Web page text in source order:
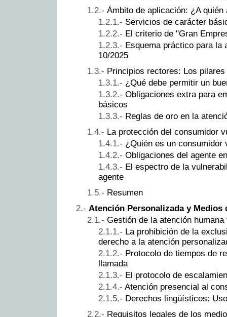
Ámbito de aplicación: ¿A quién
Servicios de carácter
El criterio de "Gran
Esquema práctico para la
10/2025
Principios rectores: Los
¿Qué debe permitir un
Obligaciones extra para
básicos
Reglas de oro en la
La protección del consumidor
¿Quién es un consumidor
Obligaciones del agente
El espectro de la
agente
Resumen
Atención Personalizada y Medios
Gestión de la atención
La prohibición de la
derecho a la atención
Protocolo de tiempos de
llamada
El protocolo de
Atención presencial al
Derechos lingüísticos:
Requisitos legales de los